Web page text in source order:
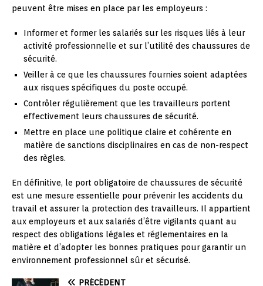
peuvent être mises en place par les employeurs :
Informer et former les salariés sur les risques liés à leur
activité professionnelle et sur l’utilité des chaussures de
sécurité.
Veiller à ce que les chaussures fournies soient adaptées
aux risques spécifiques du poste occupé.
Contrôler régulièrement que les travailleurs portent
effectivement leurs chaussures de sécurité.
Mettre en place une politique claire et cohérente en
matière de sanctions disciplinaires en cas de non-respect
des règles.
En définitive, le port obligatoire de chaussures de sécurité
est une mesure essentielle pour prévenir les accidents du
travail et assurer la protection des travailleurs. Il appartient
aux employeurs et aux salariés d’être vigilants quant au
respect des obligations légales et réglementaires en la
matière et d’adopter les bonnes pratiques pour garantir un
environnement professionnel sûr et sécurisé.
PRÉCÉDENT